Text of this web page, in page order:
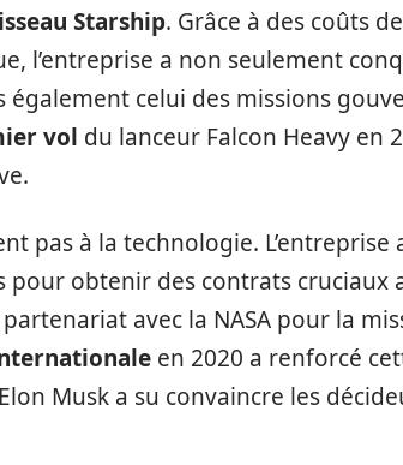
Starship. Grâce à des coûts
l’entreprise a non seulement
également celui des missions
vol du lanceur Falcon Heavy en
pas à la technologie. L’entreprise
obtenir des contrats cruciaux
partenariat avec la NASA pour la
en 2020 a renforcé
Musk a su convaincre les